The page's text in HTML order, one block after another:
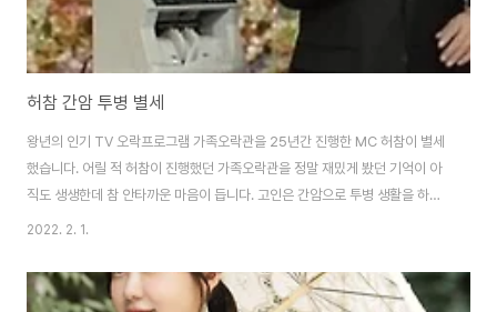
허참 간암 투병 별세
왕년의 인기 TV 오락프로그램 가족오락관을 25년간 진행한 MC 허참이 별세
했습니다. 어릴 적 허참이 진행했던 가족오락관을 정말 재밌게 봤던 기억이 아
직도 생생한데 참 안타까운 마음이 듭니다. 고인은 간암으로 투병 생활을 하던
중 향년 73세의 나이로 세상을 떠났습니다. 고인의 빈소는 서울아산병원 장례
램 청춘은 즐거워 MC로 방송 생활을 시작했으며, 1977년 TBC 쇼쇼쇼의
MC를 맡으며 본격적으로 이름을 대중에게 알리기 시작했습니다. 그 이후로
2022. 2. 1.